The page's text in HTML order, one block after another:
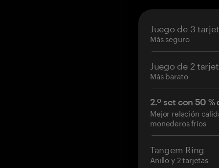
Juego de 3
Más seguro
Juego de 2
Más barato
2.º set con 50
Mejor relación
monederos fríos
Tangem Ring
Anillo y 2 tarjetas